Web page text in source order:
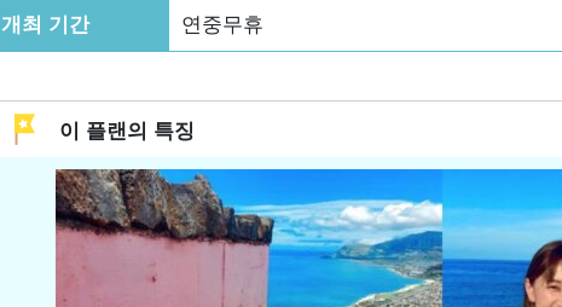
개최 기간
연중무휴
이 플랜의 특징